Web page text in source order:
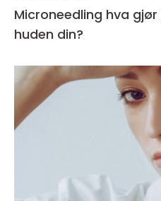
Microneedling hva gjør behandlingen med
huden din?